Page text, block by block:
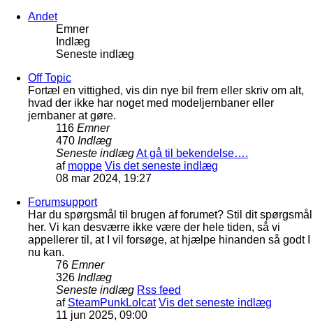
Andet
Emner
Indlæg
Seneste indlæg
Off Topic
Fortæl en vittighed, vis din nye bil frem eller skriv om alt,
hvad der ikke har noget med modeljernbaner eller
jernbaner at gøre.
116 Emner
470 Indlæg
Seneste indlægAt gå til bekendelse….
af moppe Vis det seneste indlæg
08 mar 2024, 19:27
Forumsupport
Har du spørgsmål til brugen af forumet? Stil dit spørgsmål
her. Vi kan desværre ikke være der hele tiden, så vi
appellerer til, at I vil forsøge, at hjælpe hinanden så godt I
nu kan.
76 Emner
326 Indlæg
Seneste indlæg Rss feed
af SteamPunkLolcat Vis det seneste indlæg
11 jun 2025, 09:00